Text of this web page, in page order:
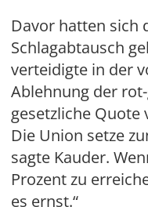
Davor hatten sich
Schlagabtausch
verteidigte in der
Ablehnung der
gesetzliche Quote
Die Union setze
sagte Kauder.
Prozent zu
es ernst.“